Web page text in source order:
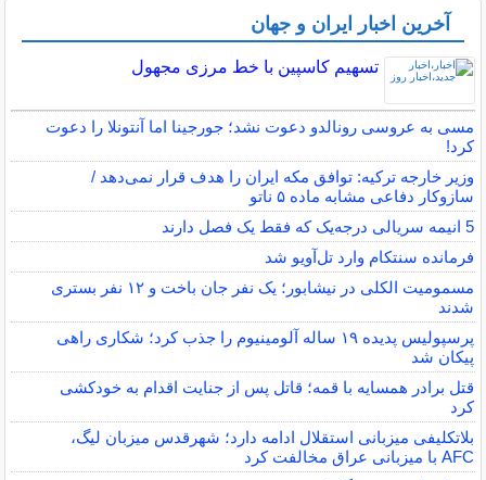
آخرین اخبار ایران و جهان
تسهیم کاسپین با خط مرزی مجهول
مسی به عروسی رونالدو دعوت نشد؛ جورجینا اما آنتونلا را دعوت
کرد!
وزیر خارجه ترکیه: توافق مکه ایران را هدف قرار نمی‌دهد /
سازوکار دفاعی مشابه ماده ۵ ناتو
5 انیمه سریالی درجه‌یک که فقط یک فصل دارند
فرمانده سنتکام وارد تل‌آویو شد
مسمومیت الکلی در نیشابور؛ یک نفر جان باخت و ۱۲ نفر بستری
شدند
پرسپولیس پدیده ۱۹ ساله آلومینیوم را جذب کرد؛ شکاری راهی
پیکان شد
قتل برادر همسایه با قمه؛ قاتل پس از جنایت اقدام به خودکشی
کرد
بلاتکلیفی میزبانی استقلال ادامه دارد؛ شهرقدس میزبان لیگ،
AFC با میزبانی عراق مخالفت کرد